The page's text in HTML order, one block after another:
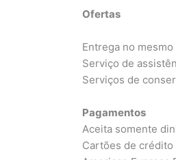
Ofertas
Entrega no mesmo
Serviço de
Serviços de
Pagamentos
Aceita somente
Cartões de crédito